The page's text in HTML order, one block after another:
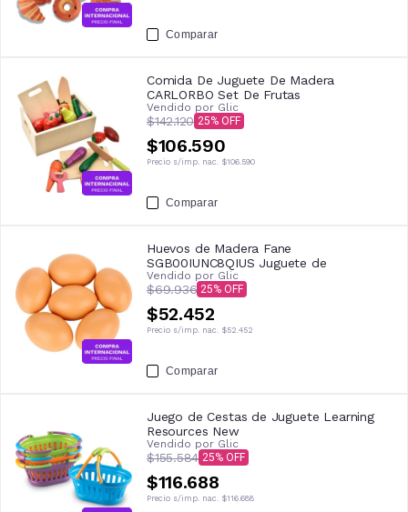
Comparar
Comida De Juguete De Madera
CARLORBO Set De Frutas
Vendido por Glic
$142.120 25
$106.590
Precio s/imp. nac. $106.590
Comparar
Huevos de Madera Fane
SGB00IUNC8QIUS Juguete de
Vendido por Glic
$69.936 25
$52.452
Precio s/imp. nac. $52.452
Comparar
Juego de Cestas de Juguete Learning
Resources New
Vendido por Glic
$155.584 25
$116.688
Precio s/imp. nac. $116.688